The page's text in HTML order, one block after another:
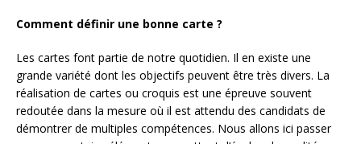
Comment définir une bonne carte ?
Les cartes font partie de notre quotidien. Il en existe une
grande variété dont les objectifs peuvent être très divers. La
réalisation de cartes ou croquis est une épreuve souvent
redoutée dans la mesure où il est attendu des candidats de
démontrer de multiples compétences. Nous allons ici passer